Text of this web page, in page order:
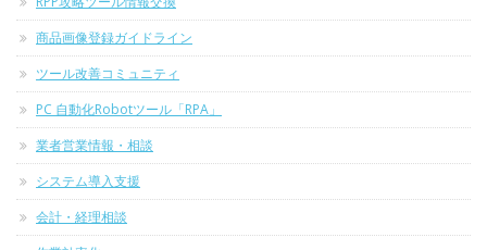
商品画像登録ガイドライン
ツール改善コミュニティ
PC 自動化Robotツール「RPA」
業者営業情報・相談
システム導入支援
会計・経理相談